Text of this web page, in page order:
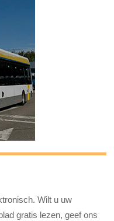
Wilt u uw
gratis lezen, geef ons